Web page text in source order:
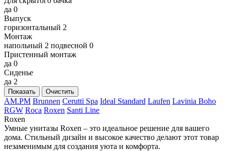
да 0
Выпуск
горизонтальный 2
Монтаж
напольный 2 подвесной 0
Пристенный монтаж
да 0
Сиденье
да 2
Показать Очистить
AM.PM Brunnen Cerutti Spa Ideal Standard Laufen Lavinia Boho
RGW Roca Roxen Santi Line
Roxen
Умные унитазы Roxen – это идеальное решение для вашего
дома. Стильный дизайн и высокое качество делают этот товар
незаменимым для создания уюта и комфорта.